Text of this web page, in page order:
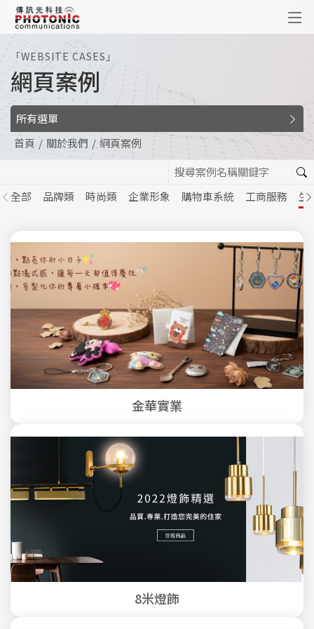
「WEBSITE CASES」
網頁案例
所有選單
首頁
關於我們 網頁案例
全部 品牌類 時尚類 企業形象 購物車系統 工商服務 生
金華實業
8米燈飾